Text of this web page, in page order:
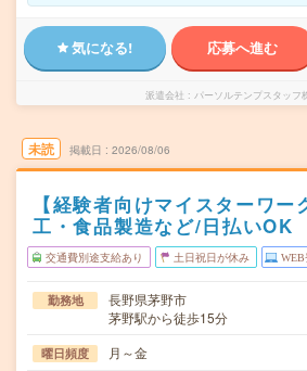
気になる! 応募へ進む
派遣会社 パーソルテンプスタッフ
未読 掲載日 2026/08/06
【経験者向けマイスターワー
工・食品製造など/日払いOK
交通費別途支給あり 土日祝日が休み WEB
勤務地
長野県茅野市
茅野駅から徒歩15分
曜日頻度 月～金